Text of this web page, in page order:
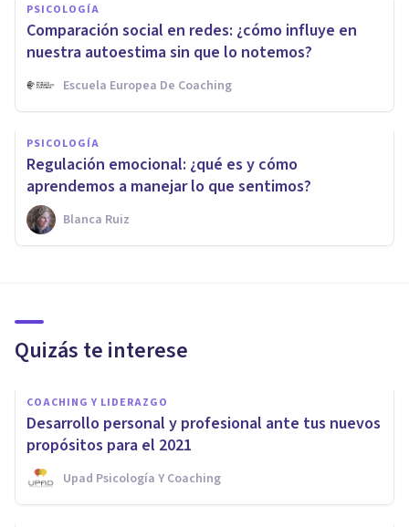
PSICOLOGÍA
Comparación social en redes: ¿cómo influye en
nuestra autoestima sin que lo notemos?
Escuela Europea De Coaching
PSICOLOGÍA
Regulación emocional: ¿qué es y cómo
aprendemos a manejar lo que sentimos?
Blanca Ruiz
Quizás te interese
COACHING Y LIDERAZGO
Desarrollo personal y profesional ante tus nuevos
propósitos para el 2021
Upad Psicología Y Coaching